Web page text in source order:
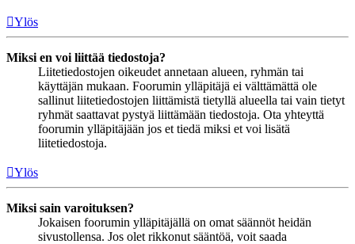
Ylös
Miksi en voi liittää tiedostoja?
Liitetiedostojen oikeudet annetaan alueen, ryhmän tai
käyttäjän mukaan. Foorumin ylläpitäjä ei välttämättä ole
sallinut liitetiedostojen liittämistä tietyllä alueella tai vain tietyt
ryhmät saattavat pystyä liittämään tiedostoja. Ota yhteyttä
foorumin ylläpitäjään jos et tiedä miksi et voi lisätä
liitetiedostoja.
Ylös
Miksi sain varoituksen?
Jokaisen foorumin ylläpitäjällä on omat säännöt heidän
sivustollensa. Jos olet rikkonut sääntöä, voit saada